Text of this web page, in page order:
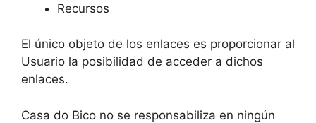
Recursos
El único objeto de los enlaces es proporcionar al
Usuario la posibilidad de acceder a dichos
enlaces.
Casa do Bico no se responsabiliza en ningún